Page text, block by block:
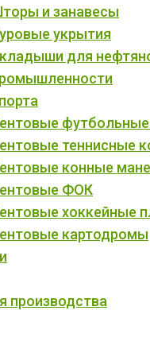
и занавесы
укрытия
для
теннисные
конные
ФОК
хоккейные
картодромы
производства